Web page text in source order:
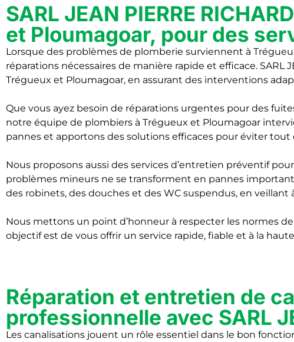
SARL JEAN PIERRE
et Ploumagoar, pour des
Lorsque des problèmes de plomberie surviennent à
réparations nécessaires de manière rapide et efficace. SARL
Trégueux et Ploumagoar, en assurant des interventions
Que vous ayez besoin de réparations urgentes pour des
notre équipe de plombiers à Trégueux et Ploumagoar
pannes et apportons des solutions efficaces pour éviter
Nous proposons aussi des services d’entretien préventif
problèmes mineurs ne se transforment en pannes
des robinets, des douches et des WC suspendus, en
Nous mettons un point d’honneur à respecter les normes
objectif est de vous offrir un service rapide, fiable et à la
Réparation et entretien de
professionnelle avec SARL
Les canalisations jouent un rôle essentiel dans le bon